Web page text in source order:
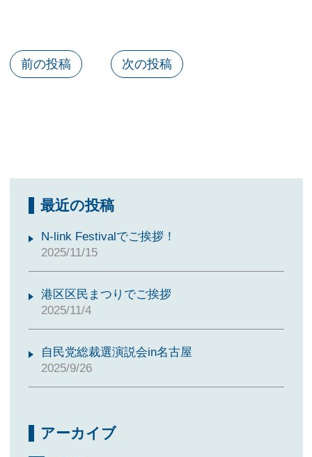
前の投稿 次の投稿
最近の投稿
N-link Festivalでご挨拶！
2025/11/15
港区区民まつりでご挨拶
2025/11/4
自民党総裁選演説会in名古屋
2025/9/26
アーカイブ